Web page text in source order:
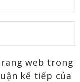
web trong
kế tiếp của